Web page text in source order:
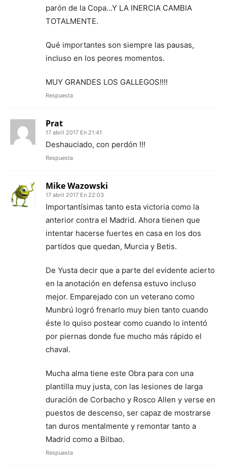
parón de la Copa…Y LA INERCIA CAMBIA
TOTALMENTE.
Qué importantes son siempre las pausas,
incluso en los peores momentos.
MUY GRANDES LOS GALLEGOS!!!!
Respuesta
Prat
17 abril 2017 En 21:41
Deshauciado, con perdón !!!
Respuesta
Mike Wazowski
17 abril 2017 En 22:03
Importantísimas tanto esta victoria como la
anterior contra el Madrid. Ahora tienen que
intentar hacerse fuertes en casa en los dos
partidos que quedan, Murcia y Betis.
De Yusta decir que a parte del evidente acierto
en la anotación en defensa estuvo incluso
mejor. Emparejado con un veterano como
Munbrú logró frenarlo muy bien tanto cuando
éste lo quiso postear como cuando lo intentó
por piernas donde fue mucho más rápido el
chaval.
Mucha alma tiene este Obra para con una
plantilla muy justa, con las lesiones de larga
duración de Corbacho y Rosco Allen y verse en
puestos de descenso, ser capaz de mostrarse
tan duros mentalmente y remontar tanto a
Madrid como a Bilbao.
Respuesta